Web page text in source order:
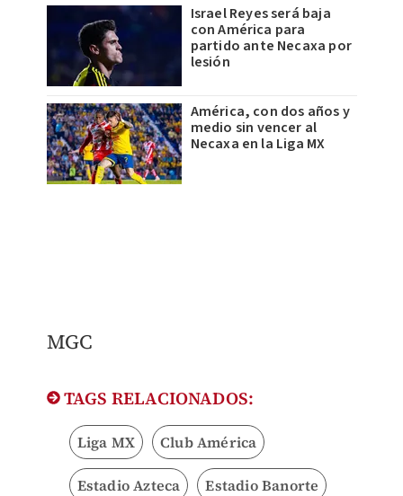
Israel Reyes será baja
con América para
partido ante Necaxa por
lesión
América, con dos años y
medio sin vencer al
Necaxa en la Liga MX
MGC
TAGS RELACIONADOS:
Liga MX Club América
Estadio Azteca Estadio Banorte